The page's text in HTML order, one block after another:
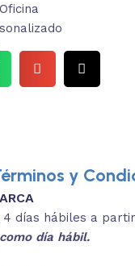
Oficina
y medidas
y
días hábiles a
día hábil.